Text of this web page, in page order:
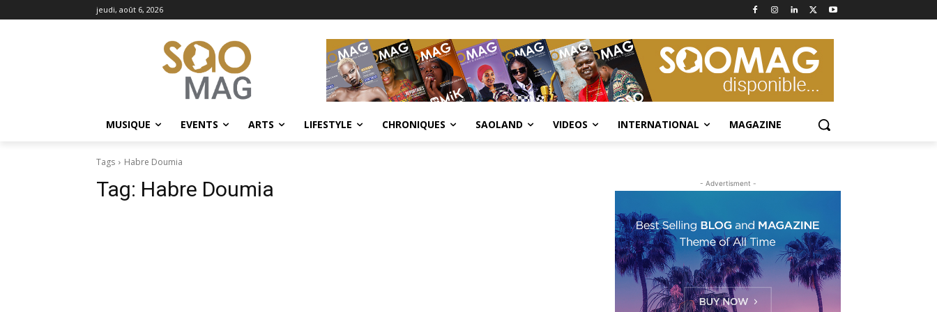
jeudi, août 6, 2026
MUSIQUE EVENTS ARTS LIFESTYLE CHRONIQUES SAOLAND VIDEOS INTERNATIONAL MAGAZINE
Tags Habre Doumia
Tag: Habre Doumia - Advertisment -